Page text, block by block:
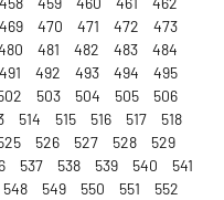
469 470 471 472
473
481 482 483
484
491 492 493 494
495
503 504 505
506
514 515 516 517
518
526 527 528
529
537 538 539 540
541
548 549 550 551
552